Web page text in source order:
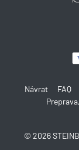
© 2026
Návrat FAQ